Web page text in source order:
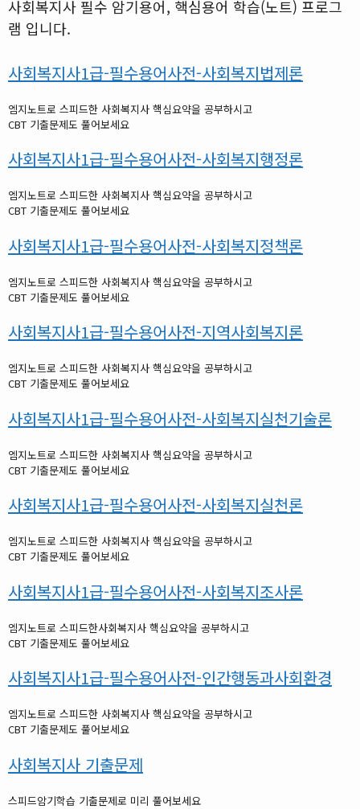
사회복지사 필수 암기용어, 핵심용어 학습(노트) 프로그
램 입니다.
사회복지사1급-필수용어사전-사회복지법제론
엠지노트로 스피드한 사회복지사 핵심요약을 공부하시고
CBT 기출문제도 풀어보세요
사회복지사1급-필수용어사전-사회복지행정론
엠지노트로 스피드한 사회복지사 핵심요약을 공부하시고
CBT 기출문제도 풀어보세요
사회복지사1급-필수용어사전-사회복지정책론
엠지노트로 스피드한 사회복지사 핵심요약을 공부하시고
CBT 기출문제도 풀어보세요
사회복지사1급-필수용어사전-지역사회복지론
엠지노트로 스피드한 사회복지사 핵심요약을 공부하시고
CBT 기출문제도 풀어보세요
사회복지사1급-필수용어사전-사회복지실천기술론
엠지노트로 스피드한 사회복지사 핵심요약을 공부하시고
CBT 기출문제도 풀어보세요
사회복지사1급-필수용어사전-사회복지실천론
엠지노트로 스피드한 사회복지사 핵심요약을 공부하시고
CBT 기출문제도 풀어보세요
사회복지사1급-필수용어사전-사회복지조사론
엠지노트로 스피드한사회복지사 핵심요약을 공부하시고
CBT 기출문제도 풀어보세요
사회복지사1급-필수용어사전-인간행동과사회환경
엠지노트로 스피드한 사회복지사 핵심요약을 공부하시고
CBT 기출문제도 풀어보세요
사회복지사 기출문제
스피드암기학습 기출문제로 미리 풀어보세요